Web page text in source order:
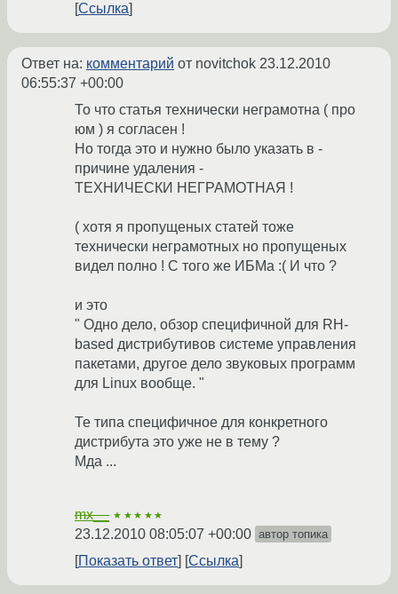
Ссылка
Ответ на: комментарий от novitchok 23.12.2010
06:55:37 +00:00
То что статья технически неграмотна ( про
юм ) я согласен !
Но тогда это и нужно было указать в -
причине удаления -
ТЕХНИЧЕСКИ НЕГРАМОТНАЯ !
( хотя я пропущеных статей тоже
технически неграмотных но пропущеных
видел полно ! С того же ИБМа :( И что ?
и это
" Одно дело, обзор специфичной для RH-
based дистрибутивов системе управления
пакетами, другое дело звуковых программ
для Linux вообще. "
Те типа специфичное для конкретного
дистрибута это уже не в тему ?
Мда ...
mx__ ★★★★★
23.12.2010 08:05:07 +00:00 автор топика
Показать ответ Ссылка